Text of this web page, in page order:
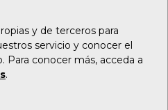
y de terceros para
servicio y conocer el
conocer más, acceda a
.